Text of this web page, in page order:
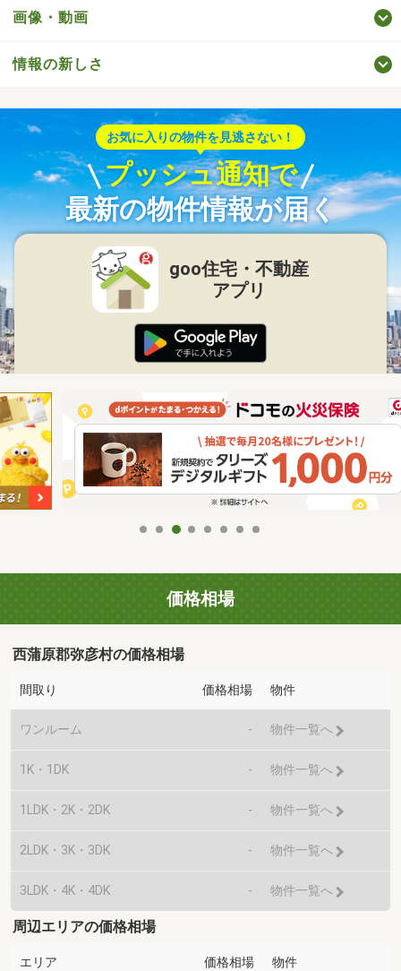
画像・動画
情報の新しさ
お気に入りの物件を見逃さない！
プッシュ通知で
最新の物件情報が届く
goo住宅・不動産
アプリ
価格相場
西蒲原郡弥彦村の価格相場
間取り 価格相場 物件
ワンルーム - 物件一覧へ
1K・1DK - 物件一覧へ
1LDK・2K・2DK - 物件一覧へ
2LDK・3K・3DK - 物件一覧へ
3LDK・4K・4DK - 物件一覧へ
周辺エリアの価格相場
エリア 価格相場 物件